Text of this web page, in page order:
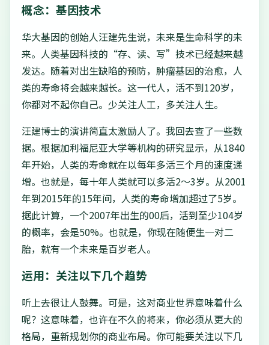
概念：基因技术
华大基因的创始人汪建先生说，未来是生命科学的未
来。人类基因科技的“存、读、写”技术已经越来越
发达。随着对出生缺陷的预防，肿瘤基因的治愈，人
类的寿命将会越来越长。这一代人，活不到120岁，
你都对不起你自己。少关注人工，多关注人生。
汪建博士的演讲简直太激励人了。我回去查了一些数
据。根据加利福尼亚大学等机构的研究显示，从1840
年开始，人类的寿命就在以每年多活三个月的速度递
增。也就是，每十年人类就可以多活2～3岁。从2001
年到2015年的15年间，人类的寿命增加超过了5岁。
据此计算，一个2007年出生的00后，活到至少104岁
的概率，会是50%。也就是，你现在随便生一对二
胎，就有一个未来是百岁老人。
运用：关注以下几个趋势
听上去很让人鼓舞。可是，这对商业世界意味着什么
呢？这意味着，也许在不久的将来，你必须从更大的
格局，重新规划你的商业布局。你可能要关注以下几